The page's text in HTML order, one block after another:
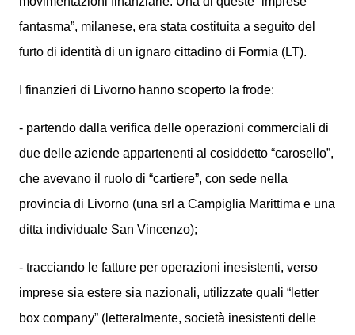
fantasma”, milanese, era stata costituita a seguito del
furto di identità di un ignaro cittadino di Formia (LT).
I finanzieri di Livorno hanno scoperto la frode:
- partendo dalla verifica delle operazioni commerciali di
due delle aziende appartenenti al cosiddetto “carosello”,
che avevano il ruolo di “cartiere”, con sede nella
provincia di Livorno (una srl a Campiglia Marittima e una
ditta individuale San Vincenzo);
- tracciando le fatture per operazioni inesistenti, verso
imprese sia estere sia nazionali, utilizzate quali “letter
box company” (letteralmente, società inesistenti delle